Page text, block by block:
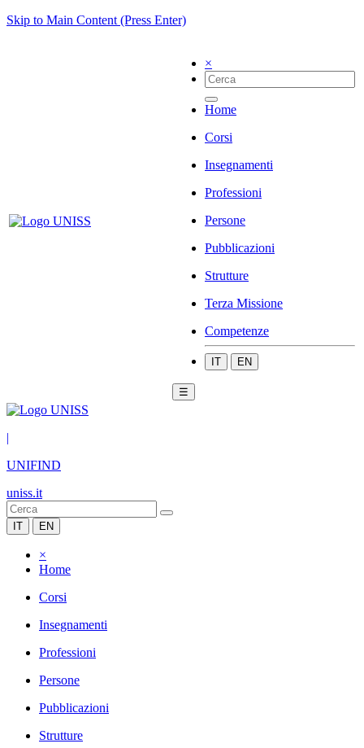
Skip to Main Content (Press Enter)
×
Home
Corsi
Insegnamenti
Professioni
Persone
Pubblicazioni
Strutture
Terza Missione
Competenze
IT EN
☰
|
UNIFIND
uniss.it
IT EN
×
Home
Corsi
Insegnamenti
Professioni
Persone
Pubblicazioni
Strutture